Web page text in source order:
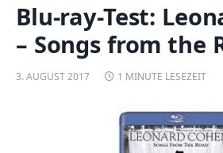
Blu-ray-Test:
– Songs from the
3. AUGUST 2017 1 MINUTE LESEZEIT